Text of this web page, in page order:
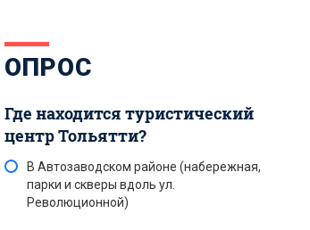
ОПРОС
Где находится туристический
центр Тольятти?
В Автозаводском районе (набережная,
парки и скверы вдоль ул.
Революционной)